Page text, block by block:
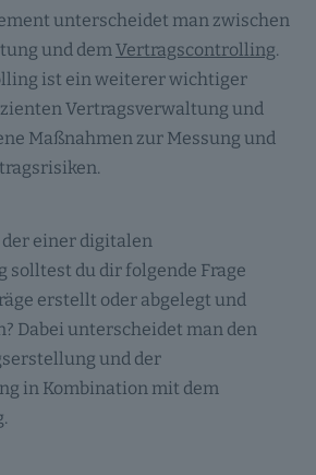
unterscheidet man zwischen
und demVertragscontrolling.
ist ein weiterer wichtiger
Vertragsverwaltung und
Maßnahmen zur Messung und
einer digitalen
solltest du dir folgende Frage
erstellt oder abgelegt und
Dabei unterscheidet man den
und der
in Kombination mit dem